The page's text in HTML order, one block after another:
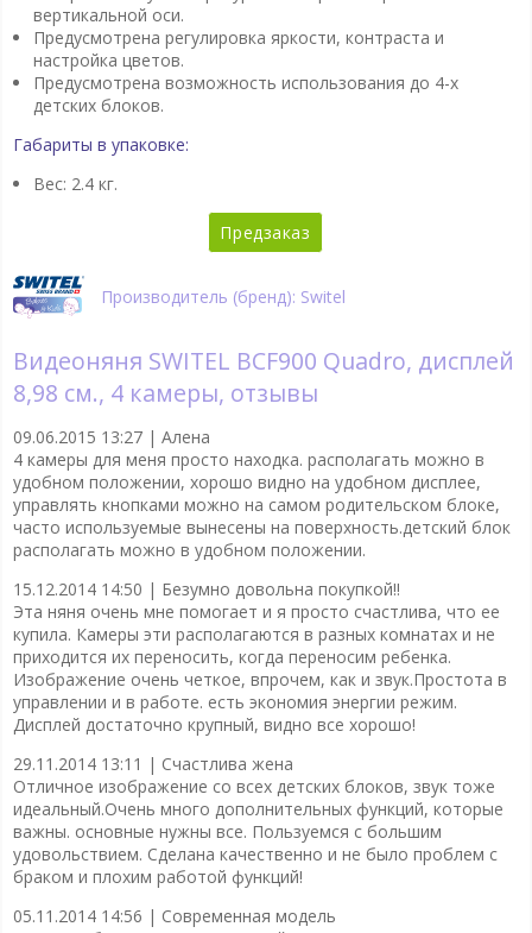
вертикальной оси.
Предусмотрена регулировка яркости, контраста и
настройка цветов.
Предусмотрена возможность использования до 4-х
детских блоков.
Габариты в упаковке:
Вес: 2.4 кг.
Предзаказ
Производитель (бренд): Switel
Видеоняня SWITEL BCF900 Quadro, дисплей
8,98 см., 4 камеры, отзывы
09.06.2015 13:27 | Алена
4 камеры для меня просто находка. располагать можно в
удобном положении, хорошо видно на удобном дисплее,
управлять кнопками можно на самом родительском блоке,
часто используемые вынесены на поверхность.детский блок
располагать можно в удобном положении.
15.12.2014 14:50 | Безумно довольна покупкой!!
Эта няня очень мне помогает и я просто счастлива, что ее
купила. Камеры эти располагаются в разных комнатах и не
приходится их переносить, когда переносим ребенка.
Изображение очень четкое, впрочем, как и звук.Простота в
управлении и в работе. есть экономия энергии режим.
Дисплей достаточно крупный, видно все хорошо!
29.11.2014 13:11 | Счастлива жена
Отличное изображение со всех детских блоков, звук тоже
идеальный.Очень много дополнительных функций, которые
важны. основные нужны все. Пользуемся с большим
удовольствием. Сделана качественно и не было проблем с
браком и плохим работой функций!
05.11.2014 14:56 | Современная модель